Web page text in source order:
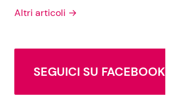
Altri articoli →
SEGUICI SU FACEBOOK